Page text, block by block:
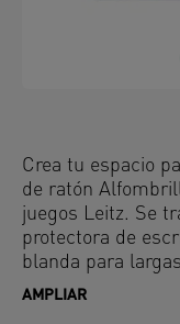
Crea tu espacio
de ratón
juegos Leitz. Se
protectora de
blanda para
superficie
AMPLIAR